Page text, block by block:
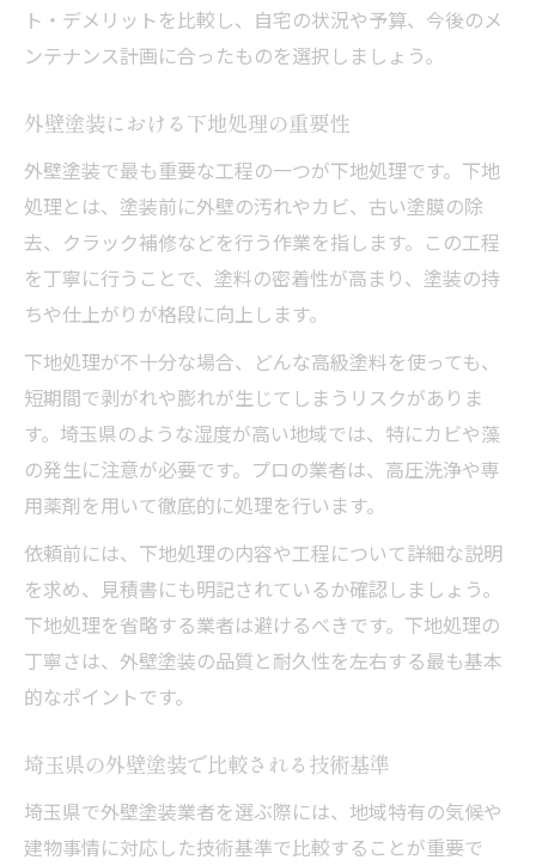
ト・デメリットを比較し、自宅の状況や予算、今後のメ
ンテナンス計画に合ったものを選択しましょう。
外壁塗装における下地処理の重要性
外壁塗装で最も重要な工程の一つが下地処理です。下地
処理とは、塗装前に外壁の汚れやカビ、古い塗膜の除
去、クラック補修などを行う作業を指します。この工程
を丁寧に行うことで、塗料の密着性が高まり、塗装の持
ちや仕上がりが格段に向上します。
下地処理が不十分な場合、どんな高級塗料を使っても、
短期間で剥がれや膨れが生じてしまうリスクがありま
す。埼玉県のような湿度が高い地域では、特にカビや藻
の発生に注意が必要です。プロの業者は、高圧洗浄や専
用薬剤を用いて徹底的に処理を行います。
依頼前には、下地処理の内容や工程について詳細な説明
を求め、見積書にも明記されているか確認しましょう。
下地処理を省略する業者は避けるべきです。下地処理の
丁寧さは、外壁塗装の品質と耐久性を左右する最も基本
的なポイントです。
埼玉県の外壁塗装で比較される技術基準
埼玉県で外壁塗装業者を選ぶ際には、地域特有の気候や
建物事情に対応した技術基準で比較することが重要で